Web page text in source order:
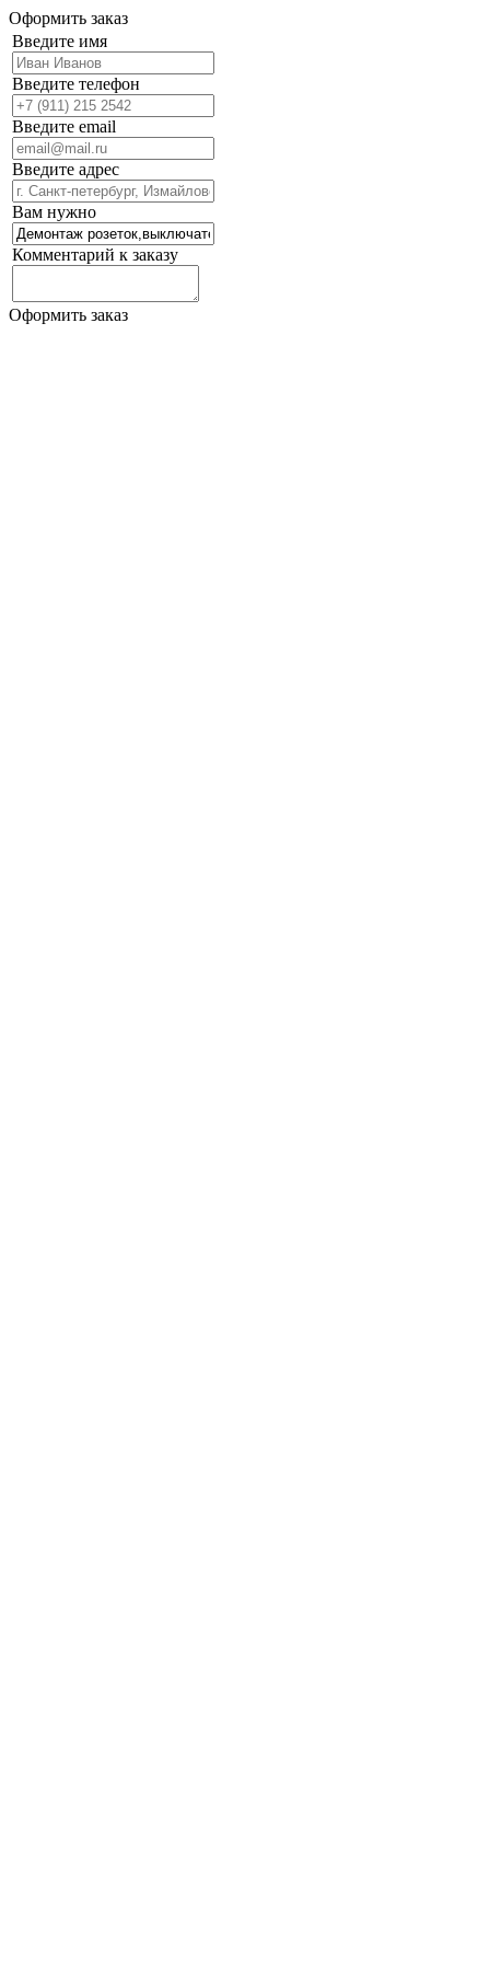
Оформить заказ
Введите имя
Введите телефон
Введите email
Введите адрес
Вам нужно
Комментарий к заказу
Оформить заказ